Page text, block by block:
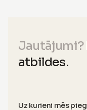
Jautājumi?
atbildes.
Uz kurieni mēs